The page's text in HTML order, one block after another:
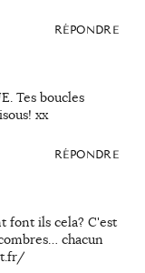
RÉPONDRE
Tes boucles
xx
RÉPONDRE
font ils cela? C'est
chacun